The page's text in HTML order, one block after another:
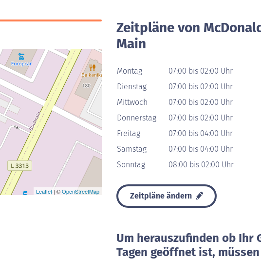
Leaflet | ©OpenStreetMap
Zeitpläne von
Main
Montag
07:00 bis 02:00 Uhr
Dienstag
07:00 bis 02:00 Uhr
Mittwoch
07:00 bis 02:00 Uhr
Donnerstag
07:00 bis 02:00 Uhr
Freitag
07:00 bis 04:00 Uhr
Samstag
07:00 bis 04:00 Uhr
Sonntag
08:00 bis 02:00 Uhr
Zeitpläne ändern
Um herauszufinden ob Ihr
Tagen geöffnet ist,